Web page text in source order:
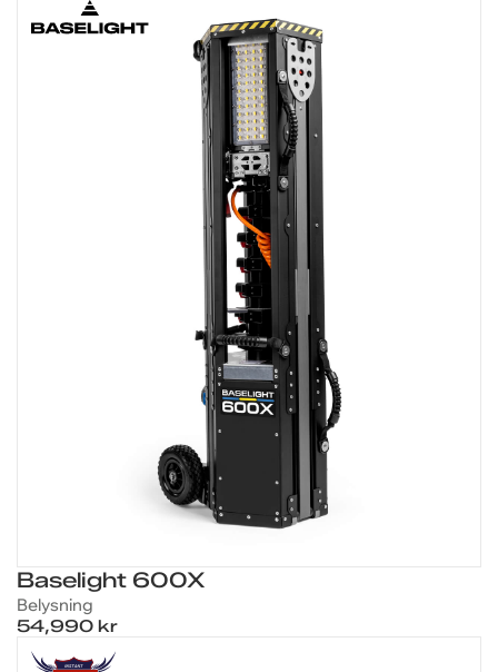
Baselight 600X
Belysning
54,990 kr